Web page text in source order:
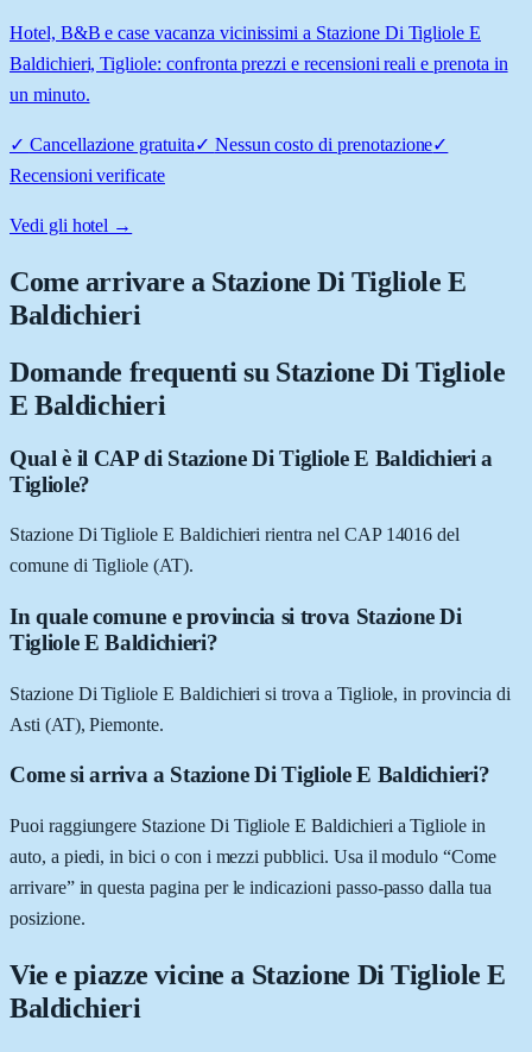
Hotel, B&B e case vacanza vicinissimi a Stazione Di Tigliole E
Baldichieri, Tigliole: confronta prezzi e recensioni reali e prenota in
un minuto.
✓ Cancellazione gratuita✓ Nessun costo di prenotazione✓
Recensioni verificate
Vedi gli hotel →
Come arrivare a Stazione Di Tigliole E
Baldichieri
Domande frequenti su Stazione Di Tigliole
E Baldichieri
Qual è il CAP di Stazione Di Tigliole E Baldichieri a
Tigliole?
Stazione Di Tigliole E Baldichieri rientra nel CAP 14016 del
comune di Tigliole (AT).
In quale comune e provincia si trova Stazione Di
Tigliole E Baldichieri?
Stazione Di Tigliole E Baldichieri si trova a Tigliole, in provincia di
Asti (AT), Piemonte.
Come si arriva a Stazione Di Tigliole E Baldichieri?
Puoi raggiungere Stazione Di Tigliole E Baldichieri a Tigliole in
auto, a piedi, in bici o con i mezzi pubblici. Usa il modulo “Come
arrivare” in questa pagina per le indicazioni passo-passo dalla tua
posizione.
Vie e piazze vicine a Stazione Di Tigliole E
Baldichieri